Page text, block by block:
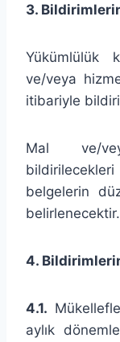
3.
Yükümlülük
ve/veya
itibariyle
Mal ve/
belgelerin
belirlenecektir.
4.
4.1.
aylık